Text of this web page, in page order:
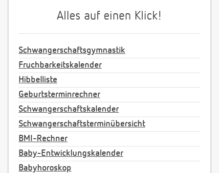
Alles auf einen Klick!
Schwangerschaftsgymnastik
Fruchbarkeitskalender
Hibbelliste
Geburtsterminrechner
Schwangerschaftskalender
Schwangerschaftsterminübersicht
BMI-Rechner
Baby-Entwicklungskalender
Babyhoroskop